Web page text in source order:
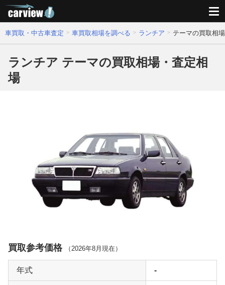
車買取・中古車査定 車買取相場を調べる ランチア テーマの買取相
ランチア テーマの買取相場・査定相
場
買取参考価格 （ 2026年8月 現在）
年式 -